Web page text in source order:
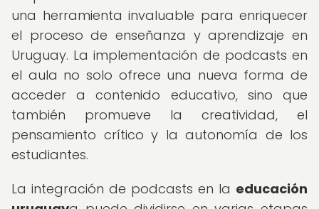
una herramienta invaluable para enriquecer
el proceso de enseñanza y aprendizaje en
Uruguay. La implementación de podcasts en
el aula no solo ofrece una nueva forma de
acceder a contenido educativo, sino que
también promueve la creatividad, el
pensamiento crítico y la autonomía de los
estudiantes.
La integración de podcasts en la educación